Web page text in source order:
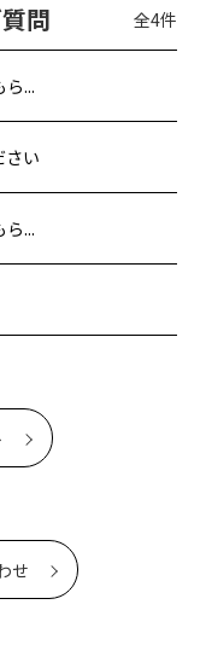
問 全4件
...
さい
...
せ